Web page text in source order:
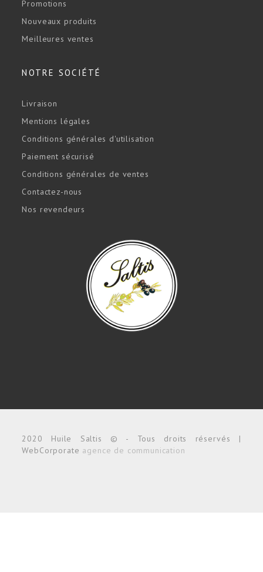
Promotions
Nouveaux produits
Meilleures ventes
NOTRE SOCIÉTÉ
Livraison
Mentions légales
Conditions générales d'utilisation
Paiement sécurisé
Conditions générales de ventes
Contactez-nous
Nos revendeurs
2020 Huile Saltis © - Tous droits réservés |
WebCorporate agence de communication